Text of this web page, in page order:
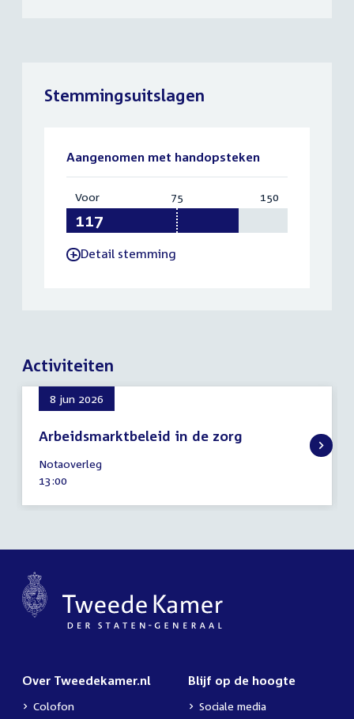
Stemmingsuitslagen
Aangenomen met handopsteken
Voor:
117
75 150
-Detail stemming
Activiteiten
8 jun 2026
Arbeidsmarktbeleid in de zorg
juni
2026
Notaoverleg
Tijd
13:00
Over Tweedekamer.nl
Colofon
Blijf op de hoogte
Sociale media